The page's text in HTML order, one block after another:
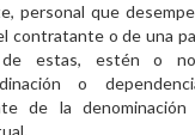
personal que
contratante o de una
estas, estén o
o
de la